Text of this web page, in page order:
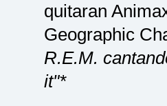
quitaran
Geographic
R.E.M.
it"*